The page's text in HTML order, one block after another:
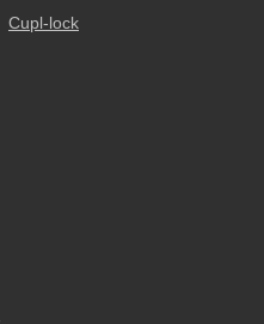
Cupl-lock